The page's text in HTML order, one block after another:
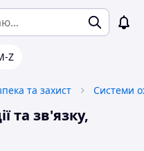
Z
та захист Системи
та зв'язку,